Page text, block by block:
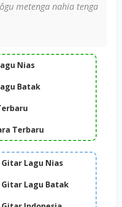
metenga nahia tenga
Nias
Batak
Terbaru
Lagu Nias
Lagu Batak